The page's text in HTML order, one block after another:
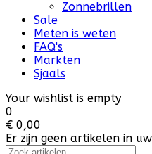
Zonnebrillen
Sale
Meten is weten
FAQ's
Markten
Sjaals
Your wishlist is empty
0
€ 0,00
Er zijn geen artikelen in